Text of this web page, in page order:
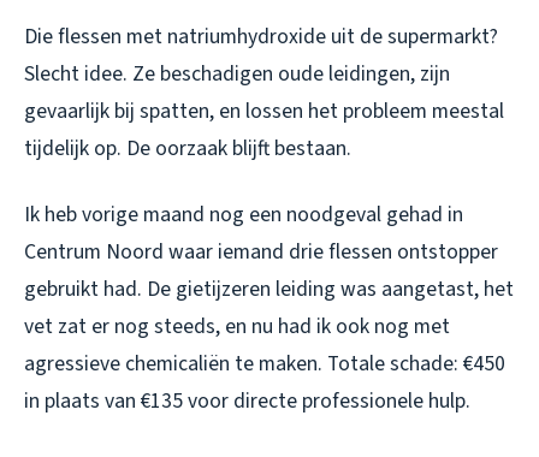
Die flessen met natriumhydroxide uit de supermarkt?
Slecht idee. Ze beschadigen oude leidingen, zijn
gevaarlijk bij spatten, en lossen het probleem meestal
tijdelijk op. De oorzaak blijft bestaan.
Ik heb vorige maand nog een noodgeval gehad in
Centrum Noord waar iemand drie flessen ontstopper
gebruikt had. De gietijzeren leiding was aangetast, het
vet zat er nog steeds, en nu had ik ook nog met
agressieve chemicaliën te maken. Totale schade: €450
in plaats van €135 voor directe professionele hulp.